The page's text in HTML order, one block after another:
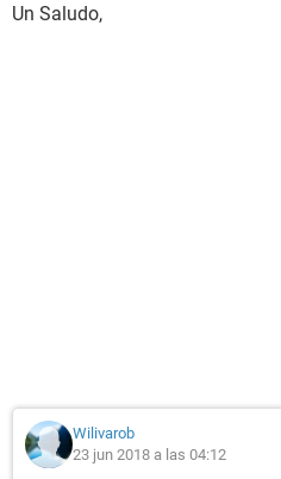
Un Saludo,
Wilivarob
23 jun 2018 a las 04:12